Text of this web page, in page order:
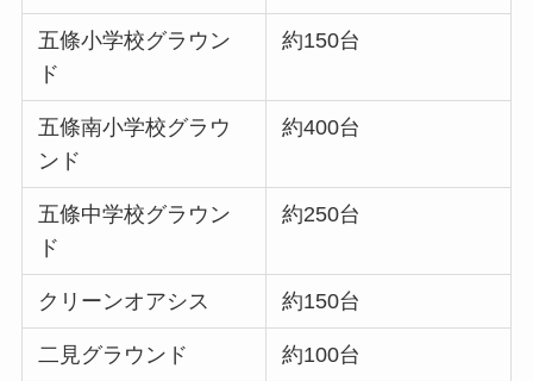
五條小学校グラウン
ド
約150台
五條南小学校グラウ
ンド
約400台
五條中学校グラウン
ド
約250台
クリーンオアシス 約150台
二見グラウンド 約100台